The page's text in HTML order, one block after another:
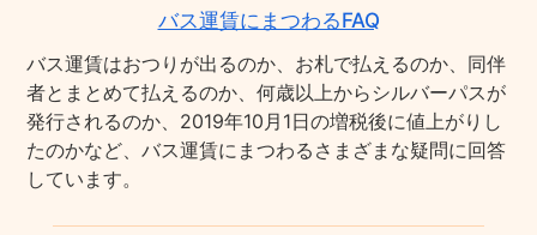
バス運賃にまつわるFAQ
バス運賃はおつりが出るのか、お札で払えるのか、同伴
者とまとめて払えるのか、何歳以上からシルバーパスが
発行されるのか、2019年10月1日の増税後に値上がりし
たのかなど、バス運賃にまつわるさまざまな疑問に回答
しています。